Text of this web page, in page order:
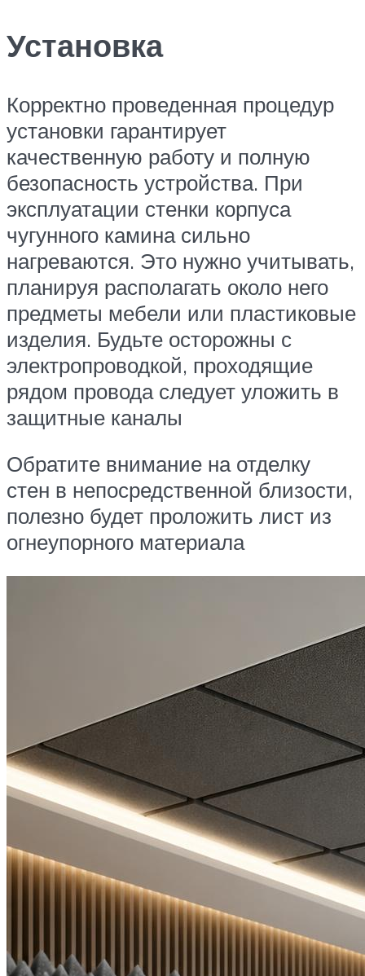
Установка
Корректно проведенная процедур
установки гарантирует
качественную работу и полную
безопасность устройства. При
эксплуатации стенки корпуса
чугунного камина сильно
нагреваются. Это нужно учитывать,
планируя располагать около него
предметы мебели или пластиковые
изделия. Будьте осторожны с
электропроводкой, проходящие
рядом провода следует уложить в
защитные каналы
Обратите внимание на отделку
стен в непосредственной близости,
полезно будет проложить лист из
огнеупорного материала